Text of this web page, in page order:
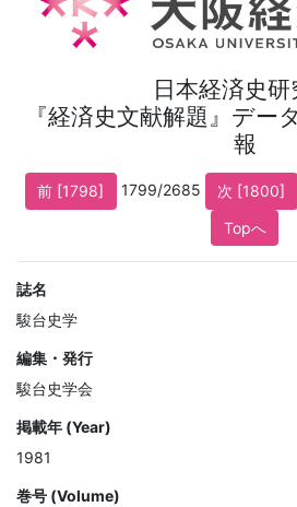
日本経済史研
『経済史文献解題』デー
報
前 [1798] 1799/2685 次 [1800]
Topへ
誌名
駿台史学
編集・発行
駿台史学会
掲載年 (Year)
1981
巻号 (Volume)